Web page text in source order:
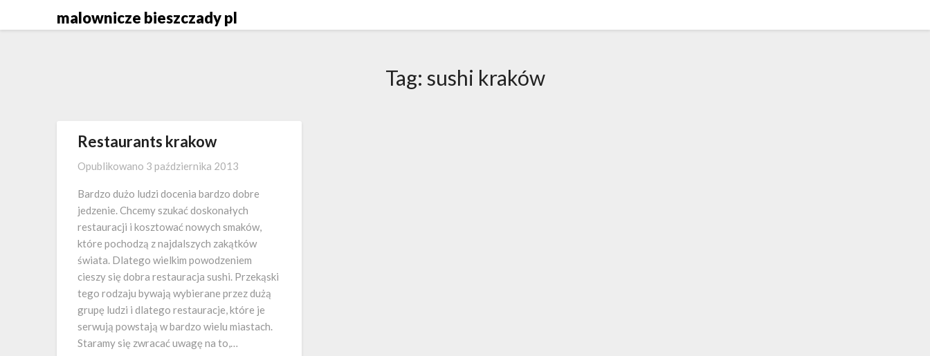
malownicze bieszczady pl
Tag: sushi kraków
Restaurants krakow
Opublikowano 3 października 2013
Bardzo dużo ludzi docenia bardzo dobre
jedzenie. Chcemy szukać doskonałych
restauracji i kosztować nowych smaków,
które pochodzą z najdalszych zakątków
świata. Dlatego wielkim powodzeniem
cieszy się dobra restauracja sushi. Przekąski
tego rodzaju bywają wybierane przez dużą
grupę ludzi i dlatego restauracje, które je
serwują powstają w bardzo wielu miastach.
Staramy się zwracać uwagę na to,…